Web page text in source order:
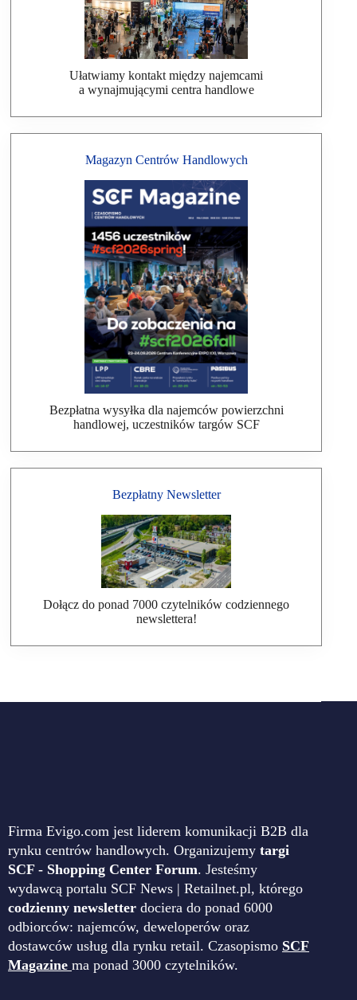
Ułatwiamy kontakt między najemcami
a wynajmującymi centra handlowe
Magazyn Centrów Handlowych
Bezpłatna wysyłka dla najemców powierzchni
handlowej, uczestników targów SCF
Bezpłatny Newsletter
Dołącz do ponad 7000 czytelników codziennego
newslettera!
Firma Evigo.com jest liderem komunikacji B2B dla
rynku centrów handlowych. Organizujemy targi
SCF - Shopping Center Forum. Jesteśmy
wydawcą portalu SCF News | Retailnet.pl, którego
codzienny newsletter dociera do ponad 6000
odbiorców: najemców, deweloperów oraz
dostawców usług dla rynku retail. Czasopismo SCF
Magazine ma ponad 3000 czytelników.